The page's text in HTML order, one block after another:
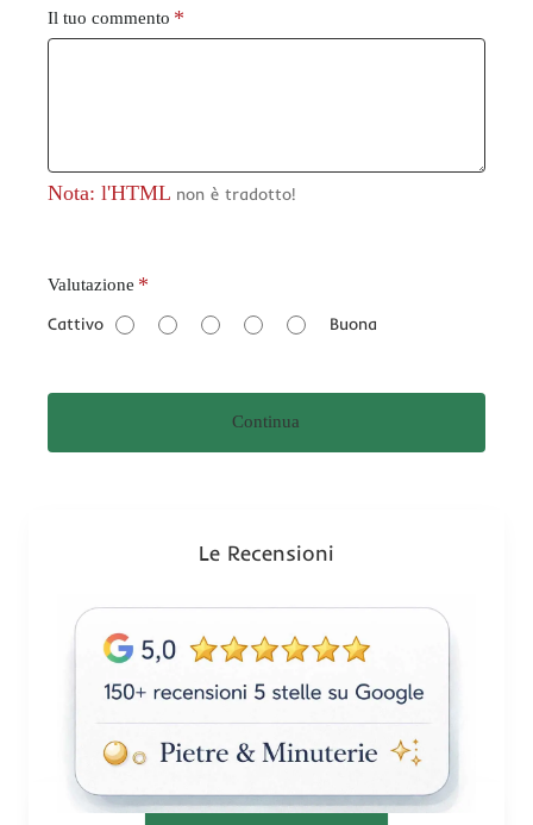
Il tuo commento
Nota: l'HTML non è tradotto!
V
l
t
z
Valutazione
Cattivo Buona
Continua
Le Recensioni